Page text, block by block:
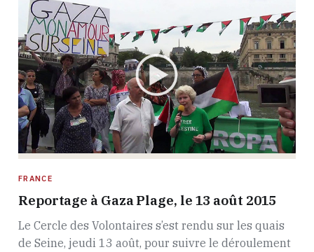
FRANCE
Reportage à Gaza Plage, le 13 août 2015
Le Cercle des Volontaires s’est rendu sur les quais
de Seine, jeudi 13 août, pour suivre le déroulement